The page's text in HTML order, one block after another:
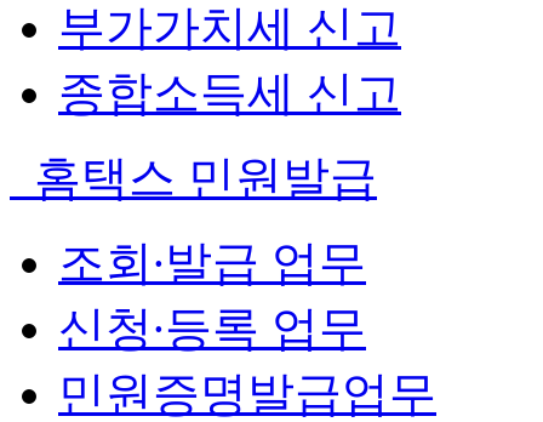
부가가치세 신고
종합소득세 신고
홈택스 민원발급
조회∙발급 업무
신청∙등록 업무
민원증명발급업무